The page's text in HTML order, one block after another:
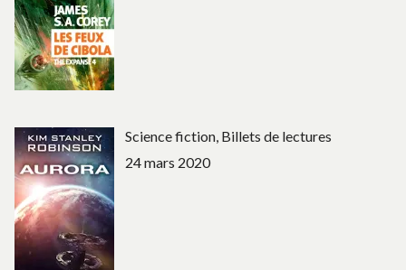
Science fiction, Billets de lectures
24 mars 2020